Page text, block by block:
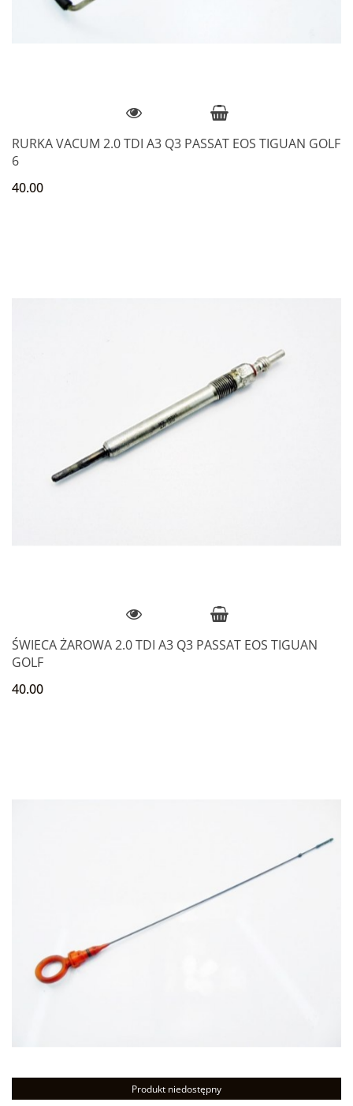
RURKA VACUM 2.0 TDI A3 Q3 PASSAT EOS TIGUAN GOLF
6
40.00
ŚWIECA ŻAROWA 2.0 TDI A3 Q3 PASSAT EOS TIGUAN
GOLF
40.00
Produkt niedostępny